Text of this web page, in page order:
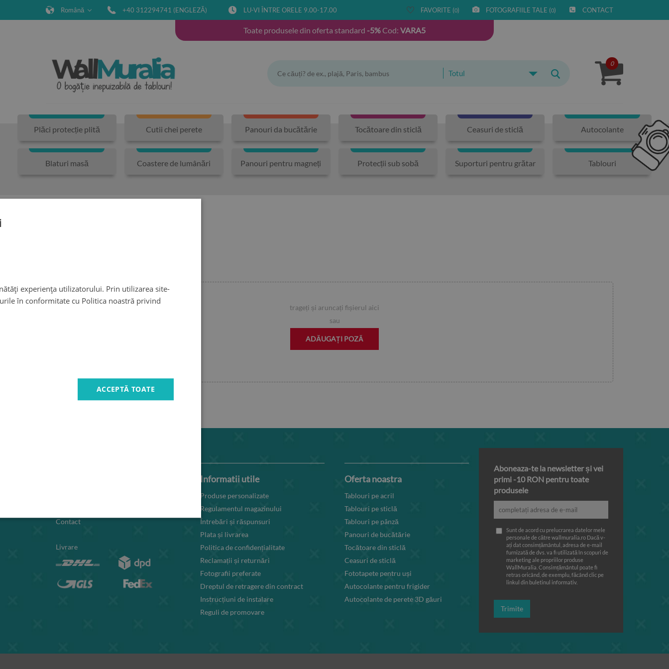
Română +40 312294741 (ENGLEZĂ) LU-VI ÎNTRE ORELE 9.00-17.00 FAVORITE (0) FOTOGRAFIILE TALE (0) CONTACT
Toate produsele din oferta standard -5%Cod: VARA5
Totul
0
Plăci protecție plită Cutii chei perete Panouri da bucătărie Tocătoare din sticlă Ceasuri de sticlă Autocolante
Blaturi masă Coastere de lumânări Panouri pentru magneți Protecții sub sobă Suporturi pentru grătar Tablouri
trageți și aruncați fișierul aici
sau
ADĂUGAȚI POZĂ
se încarcă fotografiile, așteptați...
Contact
Livrare
Informatii utile
Produse personalizate
Regulamentul magazinului
Întrebări și răspunsuri
Plata și livrarea
Politica de confidențialitate
Reclamații și returnări
Fotografii preferate
Dreptul de retragere din contract
Instrucțiuni de instalare
Reguli de promovare
Oferta noastra
Tablouri pe acril
Tablouri pe sticlă
Tablouri pe pânză
Panouri de bucătărie
Tocătoare din sticlă
Ceasuri de sticlă
Fototapete pentru uși
Autocolante pentru frigider
Autocolante de perete 3D găuri
Aboneaza-te la newsletter și vei
primi -10 RON pentru toate
produsele
Sunt de acord cu prelucrarea datelor mele
personale de către wallmuralia.ro Dacă v-
ați dat consimțământul, adresa de e-mail
furnizată de dvs. va fi utilizată în scopuri de
marketing ale propriilor produse
WallMuralia. Consimțământul poate fi
retras oricând, de exemplu, făcând clic pe
linkul din buletinul informativ.
Trimite
experiența utilizatorului. Prin utilizarea site-
în conformitate cu Politica noastră privind
ACCEPTĂ TOATE